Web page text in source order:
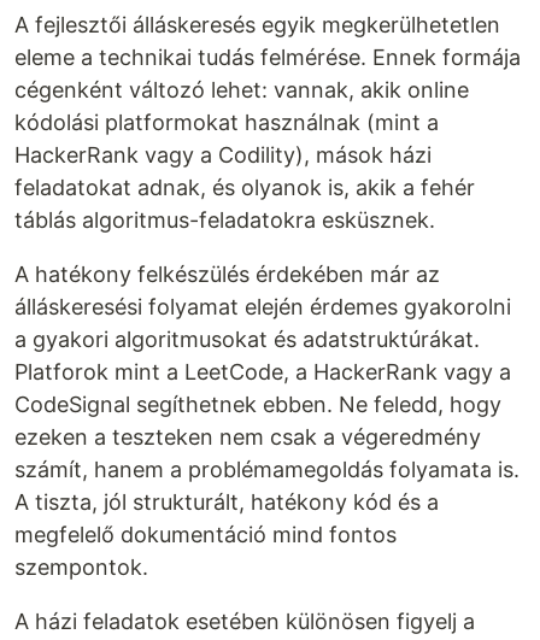
A fejlesztői álláskeresés egyik megkerülhetetlen
eleme a technikai tudás felmérése. Ennek formája
cégenként változó lehet: vannak, akik online
kódolási platformokat használnak (mint a
HackerRank vagy a Codility), mások házi
feladatokat adnak, és olyanok is, akik a fehér
táblás algoritmus-feladatokra esküsznek.
A hatékony felkészülés érdekében már az
álláskeresési folyamat elején érdemes gyakorolni
a gyakori algoritmusokat és adatstruktúrákat.
Platforok mint a LeetCode, a HackerRank vagy a
CodeSignal segíthetnek ebben. Ne feledd, hogy
ezeken a teszteken nem csak a végeredmény
számít, hanem a problémamegoldás folyamata is.
A tiszta, jól strukturált, hatékony kód és a
megfelelő dokumentáció mind fontos
szempontok.
A házi feladatok esetében különösen figyelj a